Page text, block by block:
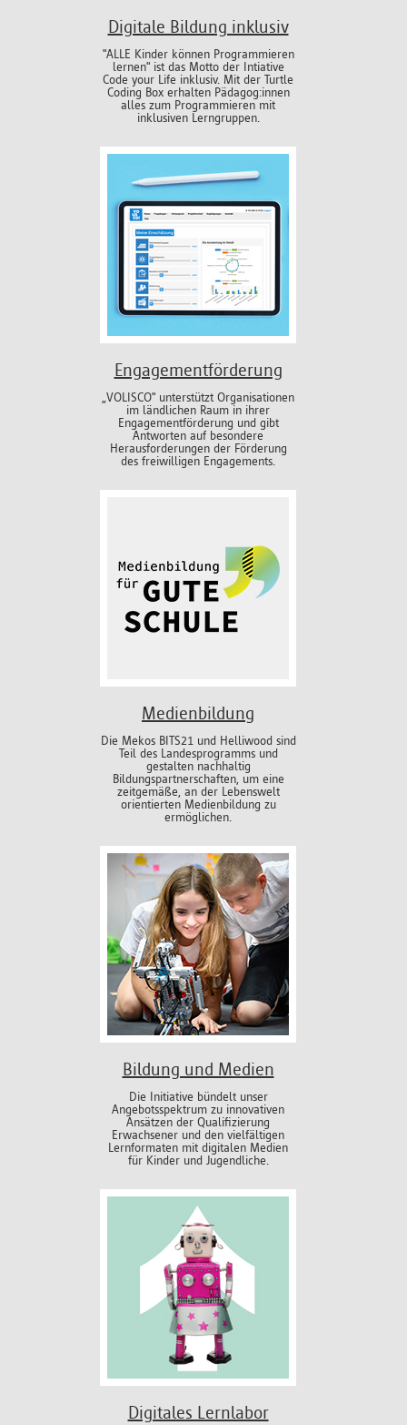
Digitale Bildung inklusiv
"ALLE Kinder können Programmieren
lernen" ist das Motto der Intiative
Code your Life inklusiv. Mit der Turtle
Coding Box erhalten Pädagog:innen
alles zum Programmieren mit
inklusiven Lerngruppen.
Engagementförderung
„VOLISCO" unterstützt Organisationen
im ländlichen Raum in ihrer
Engagementförderung und gibt
Antworten auf besondere
Herausforderungen der Förderung
des freiwilligen Engagements.
Medienbildung
Die Mekos BITS21 und Helliwood sind
Teil des Landesprogramms und
gestalten nachhaltig
Bildungspartnerschaften, um eine
zeitgemäße, an der Lebenswelt
orientierten Medienbildung zu
ermöglichen.
Bildung und Medien
Die Initiative bündelt unser
Angebotsspektrum zu innovativen
Ansätzen der Qualifizierung
Erwachsener und den vielfältigen
Lernformaten mit digitalen Medien
für Kinder und Jugendliche.
Digitales Lernlabor